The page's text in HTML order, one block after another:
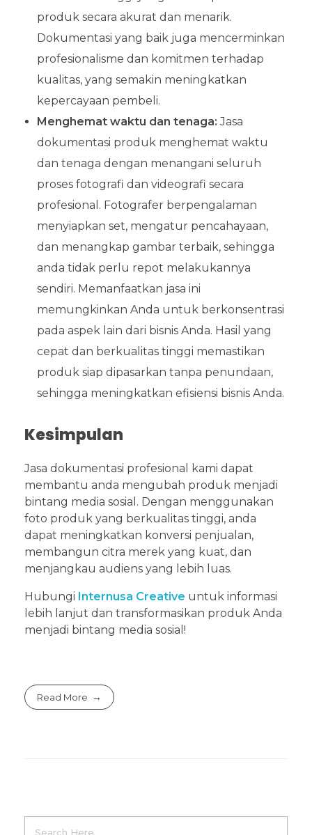
produk secara akurat dan menarik.
Dokumentasi yang baik juga mencerminkan
profesionalisme dan komitmen terhadap
kualitas, yang semakin meningkatkan
kepercayaan pembeli.
Menghemat waktu dan tenaga: Jasa
dokumentasi produk menghemat waktu
dan tenaga dengan menangani seluruh
proses fotografi dan videografi secara
profesional. Fotografer berpengalaman
menyiapkan set, mengatur pencahayaan,
dan menangkap gambar terbaik, sehingga
anda tidak perlu repot melakukannya
sendiri. Memanfaatkan jasa ini
memungkinkan Anda untuk berkonsentrasi
pada aspek lain dari bisnis Anda. Hasil yang
cepat dan berkualitas tinggi memastikan
produk siap dipasarkan tanpa penundaan,
sehingga meningkatkan efisiensi bisnis Anda.
Kesimpulan
Jasa dokumentasi profesional kami dapat
membantu anda mengubah produk menjadi
bintang media sosial. Dengan menggunakan
foto produk yang berkualitas tinggi, anda
dapat meningkatkan konversi penjualan,
membangun citra merek yang kuat, dan
menjangkau audiens yang lebih luas.
Hubungi Internusa Creative untuk informasi
lebih lanjut dan transformasikan produk Anda
menjadi bintang media sosial!
Read More